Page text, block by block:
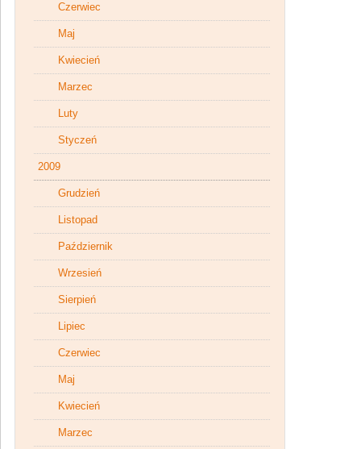
Czerwiec
Maj
Kwiecień
Marzec
Luty
Styczeń
2009
Grudzień
Listopad
Październik
Wrzesień
Sierpień
Lipiec
Czerwiec
Maj
Kwiecień
Marzec